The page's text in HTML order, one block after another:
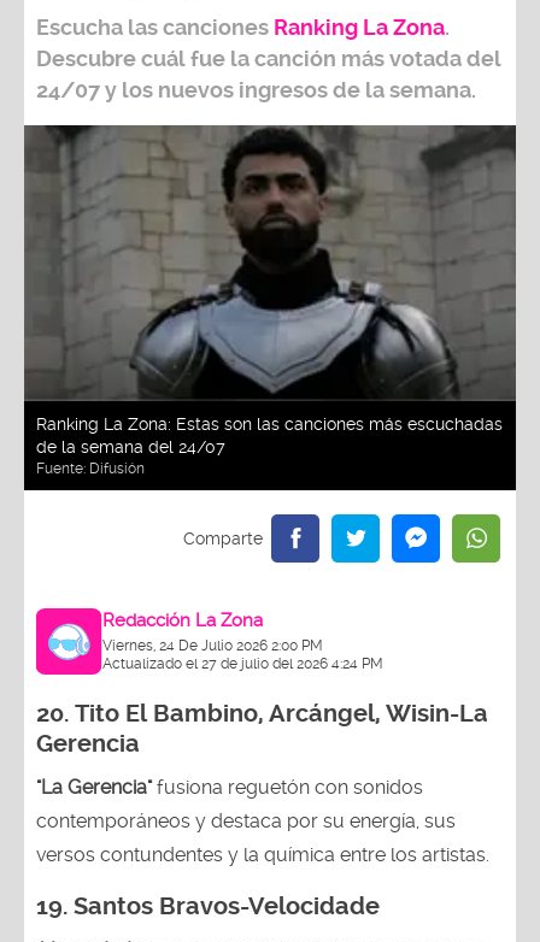
Escucha las canciones Ranking La Zona.
Descubre cuál fue la canción más votada del
24/07y los nuevos ingresos de la semana.
Ranking La Zona: Estas son las canciones más escuchadas
de la semana del 24/07
Fuente: Difusión
Redacción La Zona
Viernes, 24 De Julio 2026 2:00 PM
Actualizado el 27 de julio del 2026 4:24 PM
20. Tito El Bambino, Arcángel, Wisin-La
Gerencia
"La Gerencia"fusiona reguetón con sonidos
contemporáneos y destaca por su energía, sus
versos contundentes y la química entre los artistas.
19. Santos Bravos-Velocidade